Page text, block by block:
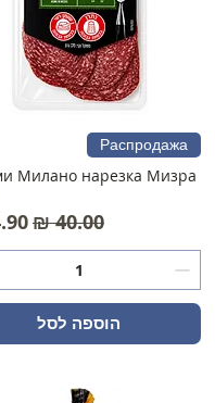
Распродажа
Милано нарезка Мизра
מחיר רגיל
הוספה לסל